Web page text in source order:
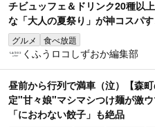
チビュッフェ＆ドリンク20種以
な「大人の夏祭り」が神コスパ
グルメ 食べ放題
くふうロコしずおか編集部
昼前から行列で満車（泣）【森
定"甘々娘"マシマシつけ麺が激ウ
「におわない餃子」も絶品